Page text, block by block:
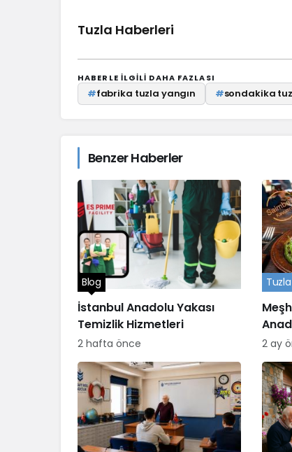
Tuzla Haberleri
HABERLE ILGILI DAHA FAZLASI
#fabrika tuzla yangın #sondakika
Benzer Haberler
İstanbul Anadolu Yakası
Temizlik Hizmetleri
Blog
2 hafta önce 2 ay